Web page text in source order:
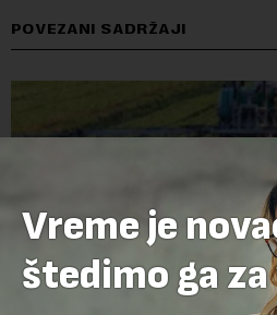
POVEZANI SADRŽAJI
Vreme je
štedimo ga za